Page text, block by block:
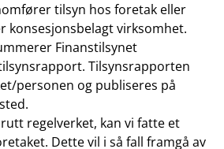
tilsyn hos foretak eller
konsesjonsbelagt virksomhet.
Finanstilsynet
Tilsynsrapporten
personen og publiseres på
regelverket, kan vi fatte et
Dette vil i så fall framgå av